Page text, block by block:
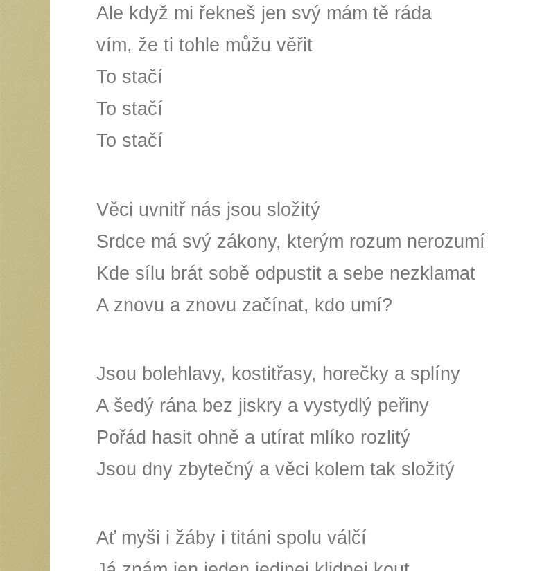
Ale když mi řekneš jen svý mám tě ráda
vím, že ti tohle můžu věřit
To stačí
To stačí
To stačí
Věci uvnitř nás jsou složitý
Srdce má svý zákony, kterým rozum nerozumí
Kde sílu brát sobě odpustit a sebe nezklamat
A znovu a znovu začínat, kdo umí?
Jsou bolehlavy, kostitřasy, horečky a splíny
A šedý rána bez jiskry a vystydlý peřiny
Pořád hasit ohně a utírat mlíko rozlitý
Jsou dny zbytečný a věci kolem tak složitý
Ať myši i žáby i titáni spolu válčí